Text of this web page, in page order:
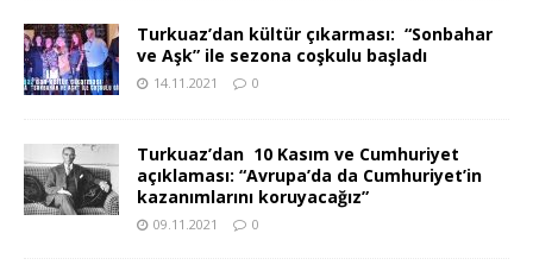
Turkuaz’dan kültür çıkarması: “Sonbahar
ve Aşk” ile sezona coşkulu başladı
14.11.2021 0
Turkuaz’dan 10 Kasım ve Cumhuriyet
açıklaması: “Avrupa’da da Cumhuriyet’in
kazanımlarını koruyacağız”
09.11.2021 0